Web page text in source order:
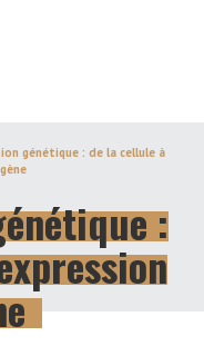
RACE
génétique : de la cellule à
: